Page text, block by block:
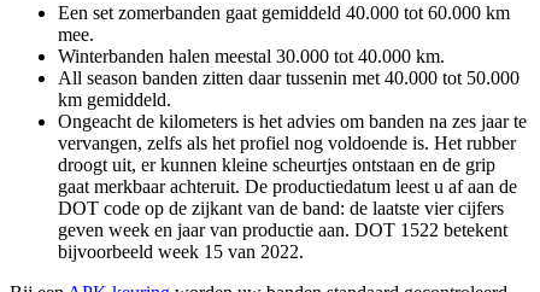
Een set zomerbanden gaat gemiddeld 40.000 tot 60.000 km
mee.
Winterbanden halen meestal 30.000 tot 40.000 km.
All season banden zitten daar tussenin met 40.000 tot 50.000
km gemiddeld.
Ongeacht de kilometers is het advies om banden na zes jaar te
vervangen, zelfs als het profiel nog voldoende is. Het rubber
droogt uit, er kunnen kleine scheurtjes ontstaan en de grip
gaat merkbaar achteruit. De productiedatum leest u af aan de
DOT code op de zijkant van de band: de laatste vier cijfers
geven week en jaar van productie aan. DOT 1522 betekent
bijvoorbeeld week 15 van 2022.